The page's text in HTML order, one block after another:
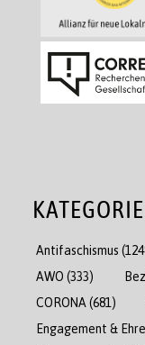
Antifaschismus
AWO (333)
CORONA (681)
Engagement &